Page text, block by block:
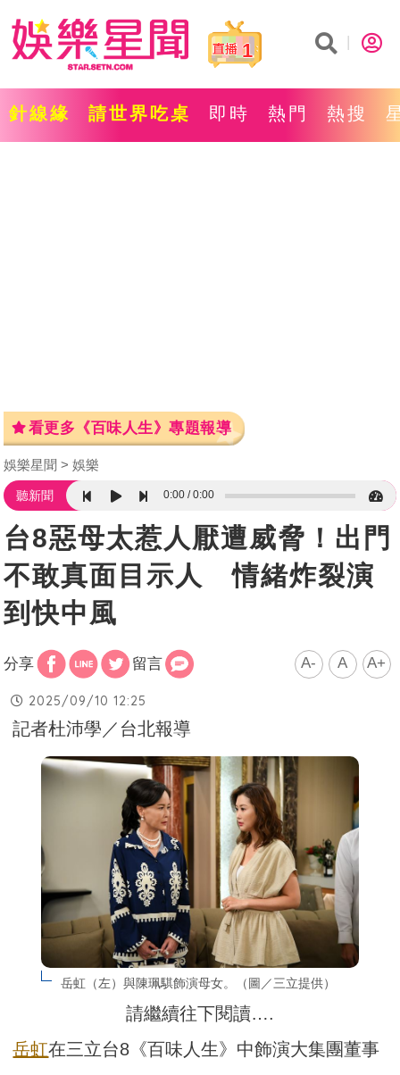
1
針線緣 請世界吃桌 即時 熱門 熱搜
看更多《百味人生》專題報導
娛樂星聞 娛樂
聽新聞 0:00 0:00
台8惡母太惹人厭遭威脅！出門
不敢真面目示人 情緒炸裂演
到快中風
分享 留言 A- A A+
2025/09/10 12:25
記者杜沛學／台北報導
岳虹（左）與陳珮騏飾演母女。（圖／三立提供）
請繼續往下閱讀….
岳虹在三立台8《百味人生》中飾演大集團董事